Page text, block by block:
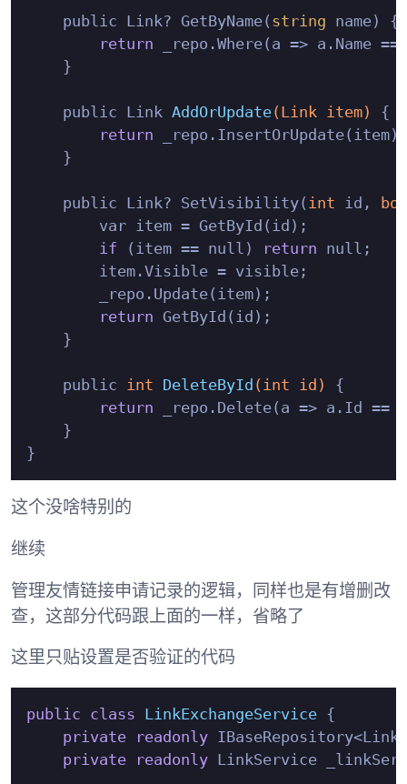
    public Link? GetByName(
string name) {
return _repo.Where(a => a.Name
    }
    public Link
AddOrUpdate(Link item)
{
return _repo.InsertOrUpdate(item);
    }
    public Link? SetVisibility(
int id,
        var item = GetById(id);
if (item == null) return null;
        item.Visible = visible;
        _repo.Update(item);
return GetById(id);
    }
    public
int DeleteById (int id)
{
return _repo.Delete(a => a.Id ==
    }
这个没啥特别的
继续
管理友情链接申请记录的逻辑，同样也是有增删改
查，这部分代码跟上面的一样，省略了
这里只贴设置是否验证的代码
public class LinkExchangeService {
private
readonly
private
readonly LinkService